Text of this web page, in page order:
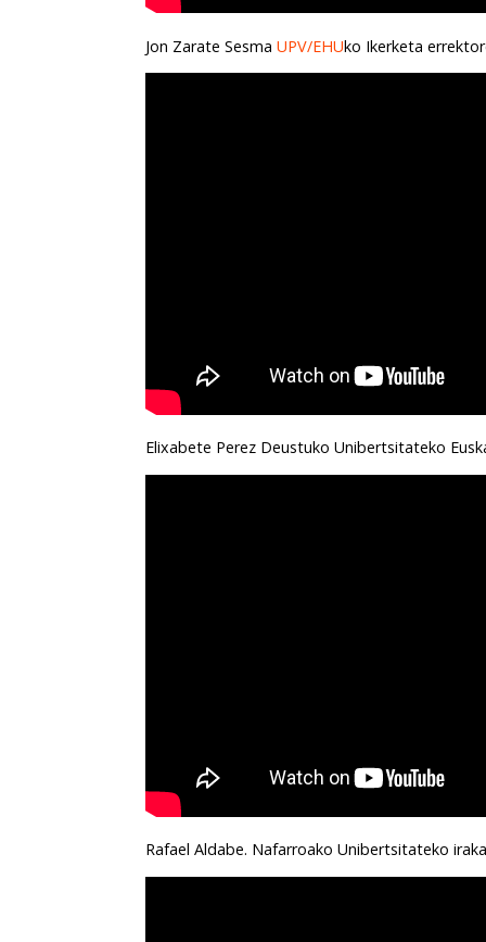
Jon Zarate SesmaUPV/EHUko Ikerketa
Elixabete Perez Deustuko Unibertsitateko
Rafael Aldabe. Nafarroako Unibertsitateko